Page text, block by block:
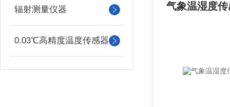
辐射测量仪器
0.03℃高精度温度传感器
气象温湿度